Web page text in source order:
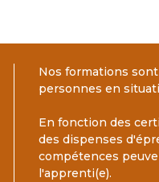
Nos formations
personnes en
En fonction des
des dispenses
compétences
l'apprenti(e).